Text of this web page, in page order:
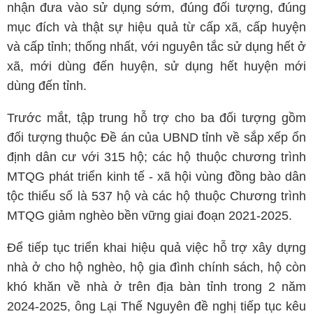
nhận đưa vào sử dụng sớm, đúng đối tượng, đúng
mục đích và thật sự hiệu quả từ cấp xã, cấp huyện
và cấp tỉnh; thống nhất, với nguyên tắc sử dụng hết ở
xã, mới dùng đến huyện, sử dụng hết huyện mới
dùng đến tỉnh.
Trước mắt, tập trung hỗ trợ cho ba đối tượng gồm
đối tượng thuộc Đề án của UBND tỉnh về sắp xếp ổn
định dân cư với 315 hộ; các hộ thuộc chương trình
MTQG phát triển kinh tế - xã hội vùng đồng bào dân
tộc thiểu số là 537 hộ và các hộ thuộc Chương trình
MTQG giảm nghèo bền vững giai đoạn 2021-2025.
Để tiếp tục triển khai hiệu quả việc hỗ trợ xây dựng
nhà ở cho hộ nghèo, hộ gia đình chính sách, hộ còn
khó khăn về nhà ở trên địa bàn tỉnh trong 2 năm
2024-2025, ông Lại Thế Nguyên đề nghị tiếp tục kêu